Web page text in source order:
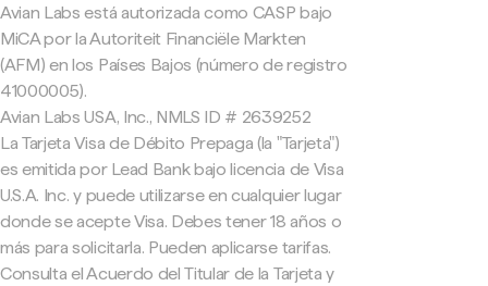
Avian Labs está autorizada como CASP bajo
MiCA por la Autoriteit Financiële Markten
(AFM) en los Países Bajos (número de registro
41000005).
Avian Labs USA, Inc., NMLS ID # 2639252
La Tarjeta Visa de Débito Prepaga (la "Tarjeta")
es emitida por Lead Bank bajo licencia de Visa
U.S.A. Inc. y puede utilizarse en cualquier lugar
donde se acepte Visa. Debes tener 18 años o
más para solicitarla. Pueden aplicarse tarifas.
Consulta el Acuerdo del Titular de la Tarjeta y